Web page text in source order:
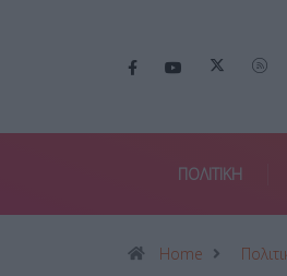
ΠΟΛΙΤΙΚΗ
Home